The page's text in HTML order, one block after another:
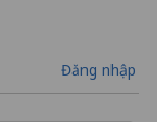
Đăng nhập